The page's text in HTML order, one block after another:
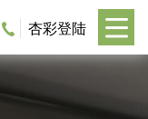
杏彩登陆